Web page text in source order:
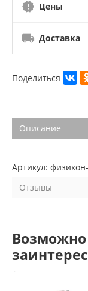
Цены
Доставка
Поделиться
Описание
Артикул:
Отзывы
Возможно